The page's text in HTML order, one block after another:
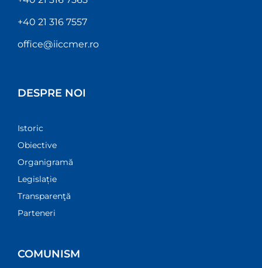
+40 21 316 7557
office@iiccmer.ro
DESPRE NOI
Istoric
Obiective
Organigramă
Legislație
Transparenţă
Parteneri
COMUNISM